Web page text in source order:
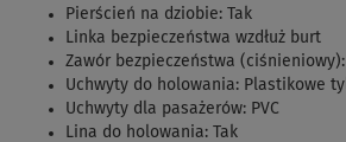
Pierścień na dziobie: Tak
Linka bezpieczeństwa wzdłuż burt
Zawór bezpieczeństwa (ciśnieniowy):
Uchwyty do holowania: Plastikowe
Uchwyty dla pasażerów: PVC
Lina do holowania: Tak